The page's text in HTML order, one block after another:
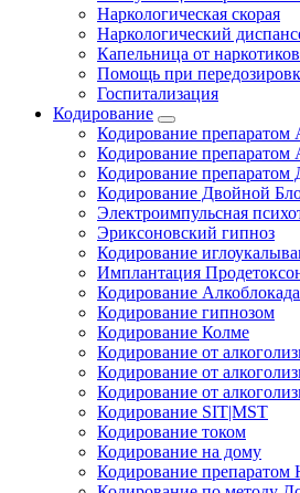
Наркологическая скорая
Наркологический
Капельница от
Помощь при
Госпитализация
Кодирование
Кодирование препаратом
Кодирование препаратом
Кодирование препаратом
Кодирование Двойной
Электроимпульсная
Эриксоновский гипноз
Кодирование
Имплантация
Кодирование Алкоблокада
Кодирование гипнозом
Кодирование Колме
Кодирование от
Кодирование от
Кодирование от
Кодирование SIT|MST
Кодирование током
Кодирование на дому
Кодирование препаратом